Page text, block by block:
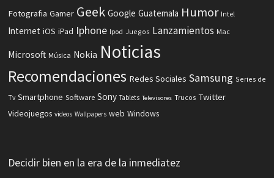
Fotografia Gamer Geek Google Guatemala Humor Intel
Internet iOS iPad Iphone Ipod Juegos Lanzamientos Mac
Microsoft Música Nokia Noticias
Recomendaciones Redes Sociales Samsung Series de
Tv Smartphone Software Sony Tablets Televisores Trucos Twitter
Videojuegos videos Wallpapers web Windows
Decidir bien en la era de la inmediatez